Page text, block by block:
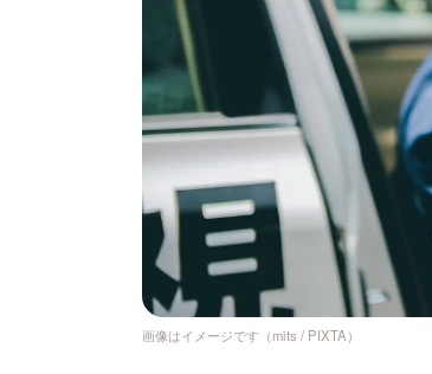
画像はイメージです（mits / PIXTA）